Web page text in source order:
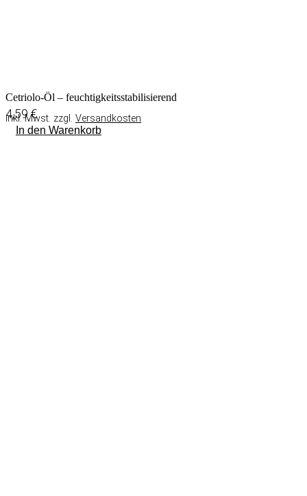
Cetriolo-Öl – feuchtigkeitsstabilisierend
4,59€
inkl. Mwst. zzgl. Versandkosten
In den Warenkorb